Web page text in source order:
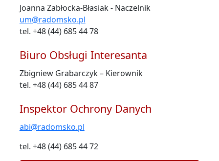
Joanna Zabłocka-Błasiak - Naczelnik
um@radomsko.pl
tel. +48 (44) 685 44 78
Biuro Obsługi Interesanta
Zbigniew Grabarczyk – Kierownik
tel. +48 (44) 685 44 87
Inspektor Ochrony Danych
abi@radomsko.pl
tel. +48 (44) 685 44 72